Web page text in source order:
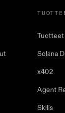
Tuotteet
Solana
x402
Agent
Skills